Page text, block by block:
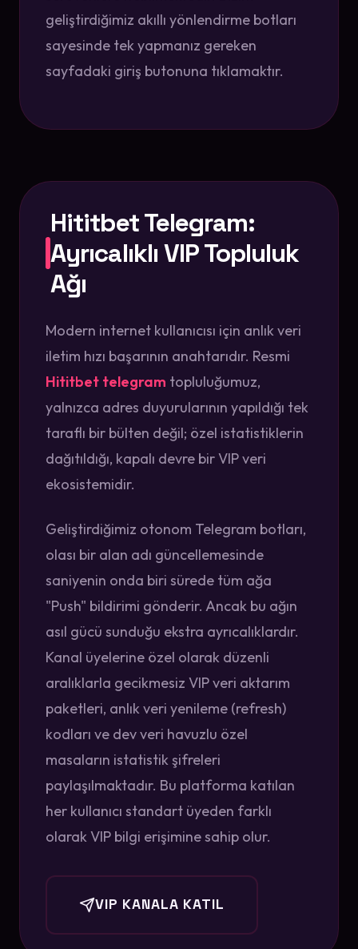
geliştirdiğimiz akıllı yönlendirme botları
sayesinde tek yapmanız gereken
sayfadaki giriş butonuna tıklamaktır.
Hititbet Telegram:
Ayrıcalıklı VIP Topluluk
Ağı
Modern internet kullanıcısı için anlık veri
iletim hızı başarının anahtarıdır. Resmi
Hititbet telegram topluluğumuz,
yalnızca adres duyurularının yapıldığı tek
taraflı bir bülten değil; özel istatistiklerin
dağıtıldığı, kapalı devre bir VIP veri
ekosistemidir.
Geliştirdiğimiz otonom Telegram botları,
olası bir alan adı güncellemesinde
saniyenin onda biri sürede tüm ağa
"Push" bildirimi gönderir. Ancak bu ağın
asıl gücü sunduğu ekstra ayrıcalıklardır.
Kanal üyelerine özel olarak düzenli
aralıklarla gecikmesiz VIP veri aktarım
paketleri, anlık veri yenileme (refresh)
kodları ve dev veri havuzlu özel
masaların istatistik şifreleri
paylaşılmaktadır. Bu platforma katılan
her kullanıcı standart üyeden farklı
olarak VIP bilgi erişimine sahip olur.
VIP KANALA KATIL